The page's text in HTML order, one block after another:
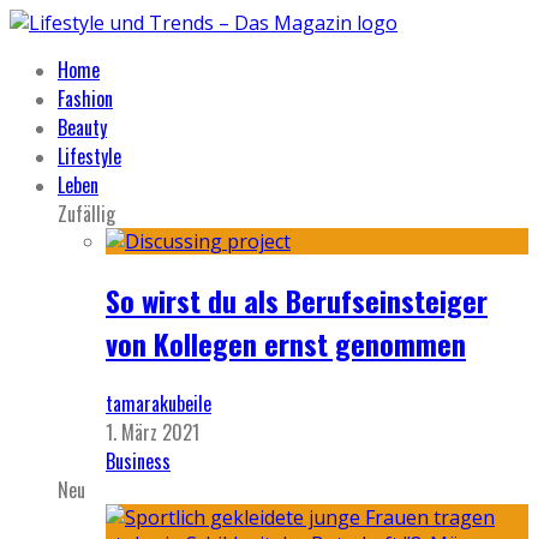
Home
Fashion
Beauty
Lifestyle
Leben
Zufällig
So wirst du als Berufseinsteiger
von Kollegen ernst genommen
tamarakubeile
1. März 2021
Business
Neu